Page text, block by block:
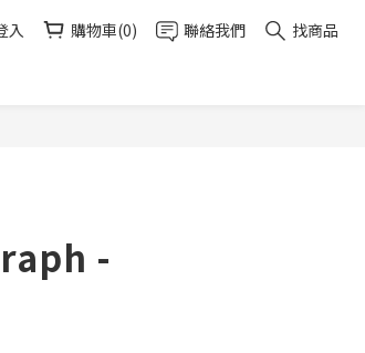
入 購物車(0) 聯絡我們
找商品
-